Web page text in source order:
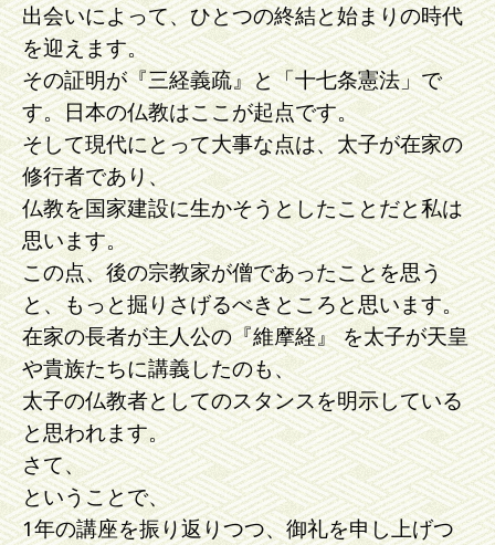
出会いによって、ひとつの終結と始まりの時代
を迎えます。
その証明が『三経義疏』と「十七条憲法」で
す。日本の仏教はここが起点です。
そして現代にとって大事な点は、太子が在家の
修行者であり、
仏教を国家建設に生かそうとしたことだと私は
思います。
この点、後の宗教家が僧であったことを思う
と、もっと掘りさげるべきところと思います。
在家の長者が主人公の『維摩経』 を太子が天皇
や貴族たちに講義したのも、
太子の仏教者としてのスタンスを明示している
と思われます。
さて、
ということで、
1年の講座を振り返りつつ、御礼を申し上げつ